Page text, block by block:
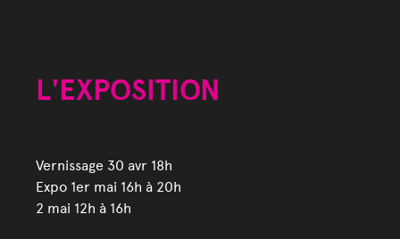
L'EXPOSITION
Vernissage 30 avr 18h
Expo 1er mai 16h à 20h
2 mai 12h à 16h